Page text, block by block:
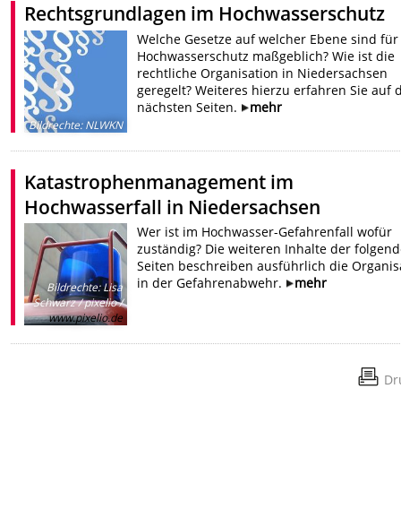
Rechtsgrundlagen im Hochwasserschutz
Bildrechte:NLWKN
Welche Gesetze auf welcher Ebene sind
Hochwasserschutz maßgeblich? Wie ist die
rechtliche Organisation in Niedersachsen
geregelt? Weiteres hierzu erfahren Sie auf
nächsten Seiten.
mehr
Katastrophenmanagement im
Hochwasserfall in Niedersachsen
Bildrechte:Lisa
Schwarz / pixelio /
www.pixelio.de
Wer ist im Hochwasser-Gefahrenfall wofür
zuständig? Die weiteren Inhalte der
Seiten beschreiben ausführlich die
in der Gefahrenabwehr.
mehr